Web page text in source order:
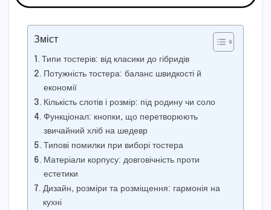
Зміст
Типи тостерів: від класики до гібридів
Потужність тостера: баланс швидкості й
економії
Кількість слотів і розмір: під родину чи соло
Функціонал: кнопки, що перетворюють
звичайний хліб на шедевр
Типові помилки при виборі тостера
Матеріали корпусу: довговічність проти
естетики
Дизайн, розміри та розміщення: гармонія на
кухні